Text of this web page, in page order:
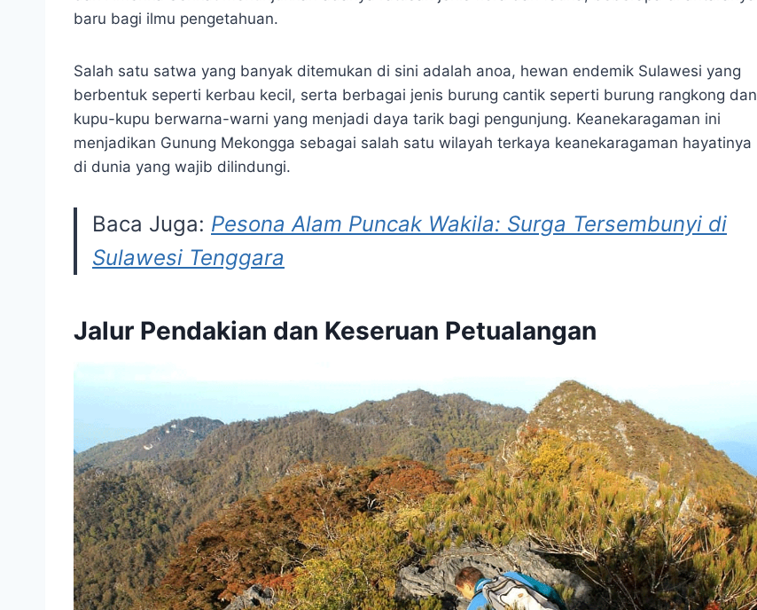
baru bagi ilmu pengetahuan.
Salah satu satwa yang banyak ditemukan di sini adalah anoa, hewan endemik Sulawesi yang
berbentuk seperti kerbau kecil, serta berbagai jenis burung cantik seperti burung rangkong dan
kupu-kupu berwarna-warni yang menjadi daya tarik bagi pengunjung. Keanekaragaman ini
menjadikan Gunung Mekongga sebagai salah satu wilayah terkaya keanekaragaman hayatinya
di dunia yang wajib dilindungi.
Baca Juga: Pesona Alam Puncak Wakila: Surga Tersembunyi di
Sulawesi Tenggara
Jalur Pendakian dan Keseruan Petualangan